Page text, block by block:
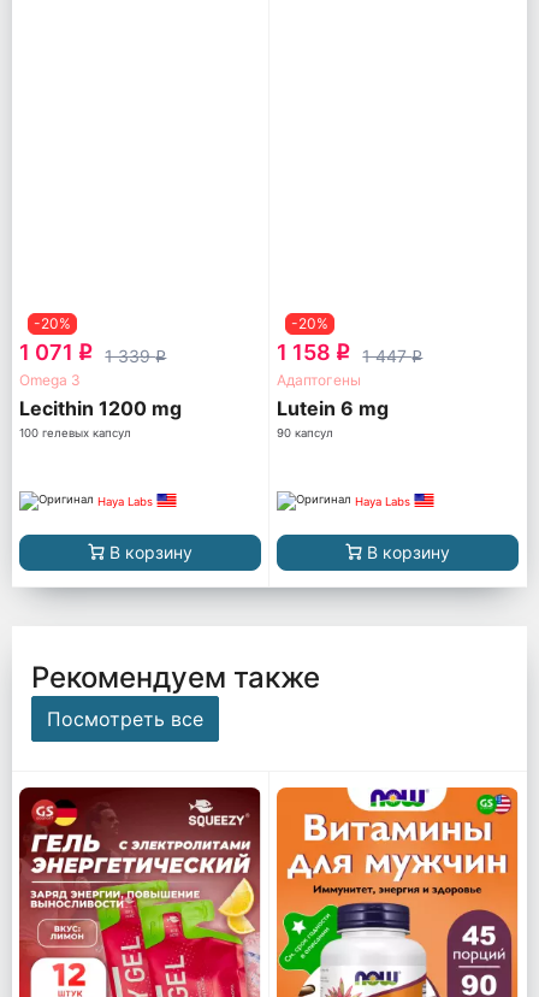
-20%
1 071 q 1 339q
Omega 3
Lecithin 1200 mg
100 гелевых капсул
Haya Labs
В корзину
-20%
1 158 q 1 447q
Адаптогены
Lutein 6 mg
90 капсул
Haya Labs
В корзину
Рекомендуем также
Посмотреть все